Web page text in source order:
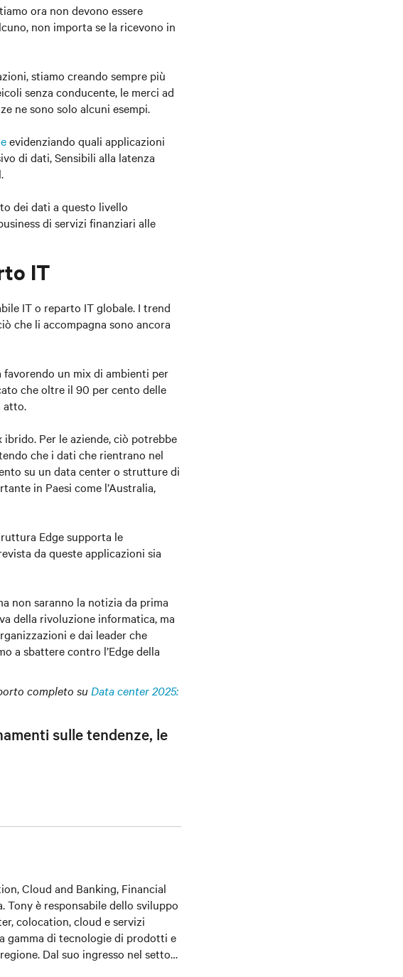
ora non devono essere
non importa se la ricevono in
stiamo creando sempre più
senza conducente, le merci ad
ne sono solo alcuni esempi.
evidenziando quali applicazioni
di dati, Sensibili alla latenza
dei dati a questo livello
di servizi finanziari alle
IT
IT o reparto IT globale. I trend
che li accompagna sono ancora
un mix di ambienti per
che oltre il 90 per cento delle
atto.
Per le aziende, ciò potrebbe
che i dati che rientrano nel
su un data center o strutture di
in Paesi come l’Australia,
Edge supporta le
da queste applicazioni sia
non saranno la notizia da prima
della rivoluzione informatica, ma
e dai leader che
a sbattere contro l’Edge della
completo su Data center 2025:
sulle tendenze, le
Cloud and Banking, Financial
Tony è responsabile dello sviluppo
colocation, cloud e servizi
gamma di tecnologie di prodotti e
Dal suo ingresso nel settore